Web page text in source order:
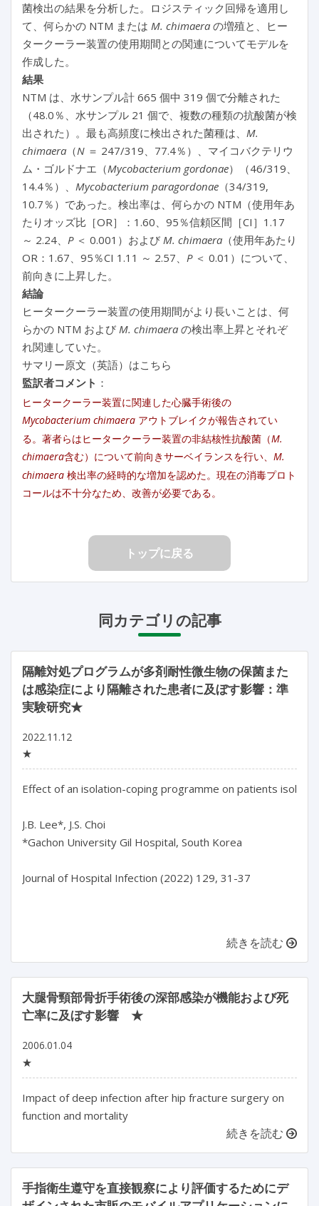
菌検出の結果を分析した。ロジスティック回帰を適用し
て、何らかの NTM または M. chimaera の増殖と、ヒー
タークーラー装置の使用期間との関連についてモデルを
作成した。
結果
NTM は、水サンプル計 665 個中 319 個で分離された
（48.0％、水サンプル 21 個で、複数の種類の抗酸菌が検
出された）。最も高頻度に検出された菌種は、 M.
chimaera （N ＝ 247/319、77.4％）、マイコバクテリウ
ム・ゴルドナエ（Mycobacterium gordonae）（46/319、
14.4％）、 Mycobacterium paragordonae （34/319,
10.7％）であった。検出率は、何らかの NTM（使用年あ
たりオッズ比［OR］：1.60、95％信頼区間［CI］1.17
～ 2.24、 P＜ 0.001）および M. chimaera （使用年あたり
OR：1.67、95％CI 1.11 ～ 2.57、 P＜ 0.01）について、
前向きに上昇した。
結論
ヒータークーラー装置の使用期間がより長いことは、何
らかの NTM および M. chimaera の検出率上昇とそれぞ
れ関連していた。
サマリー原文（英語）はこちら
監訳者コメント ：
ヒータークーラー装置に関連した心臓手術後の
Mycobacterium chimaera アウトブレイクが報告されてい
る。著者らはヒータークーラー装置の非結核性抗酸菌（M.
chimaera含む）について前向きサーベイランスを行い、 M.
chimaera 検出率の経時的な増加を認めた。現在の消毒プロト
コールは不十分なため、改善が必要である。
トップに戻る
同カテゴリの記事
隔離対処プログラムが多剤耐性微生物の保菌また
は感染症により隔離された患者に及ぼす影響：準
実験研究★
2022.11.12
★
Effect of an isolation-coping programme on patients
J.B. Lee*, J.S. Choi
*Gachon University Gil Hospital, South Korea
Journal of Hospital Infection (2022) 129, 31-37
続きを読む
大腿骨頸部骨折手術後の深部感染が機能および死
亡率に及ぼす影響 ★
2006.01.04
★
Impact of deep infection after hip fracture surgery on
function and mortality
続きを読む
手指衛生遵守を直接観察により評価するためにデ